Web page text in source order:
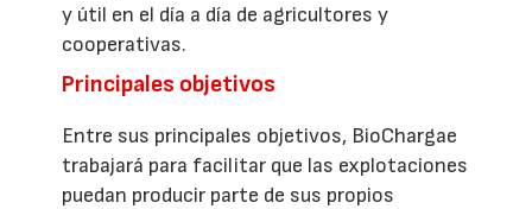
y útil en el día a día de agricultores y
cooperativas.
Principales objetivos
Entre sus principales objetivos, BioChargae
trabajará para facilitar que las explotaciones
puedan producir parte de sus propios